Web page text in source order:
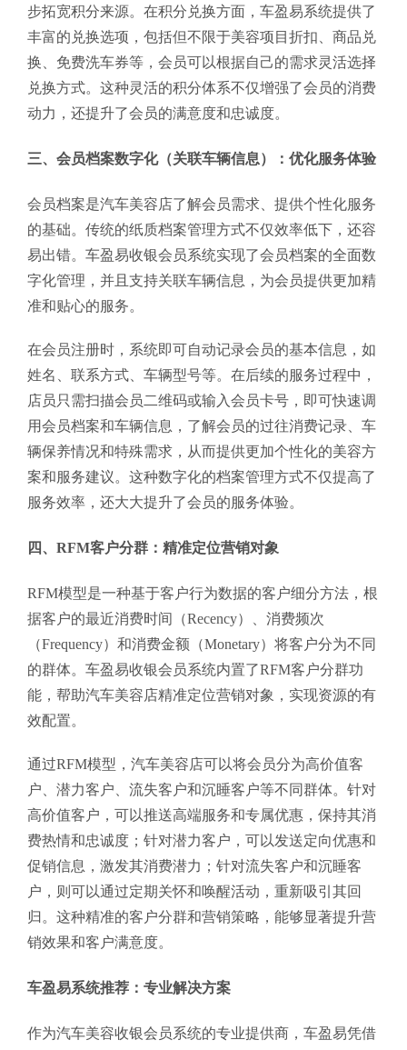
步拓宽积分来源。在积分兑换方面，车盈易系统提供了
丰富的兑换选项，包括但不限于美容项目折扣、商品兑
换、免费洗车券等，会员可以根据自己的需求灵活选择
兑换方式。这种灵活的积分体系不仅增强了会员的消费
动力，还提升了会员的满意度和忠诚度。
三、会员档案数字化（关联车辆信息）：优化服务体验
会员档案是汽车美容店了解会员需求、提供个性化服务
的基础。传统的纸质档案管理方式不仅效率低下，还容
易出错。车盈易收银会员系统实现了会员档案的全面数
字化管理，并且支持关联车辆信息，为会员提供更加精
准和贴心的服务。
在会员注册时，系统即可自动记录会员的基本信息，如
姓名、联系方式、车辆型号等。在后续的服务过程中，
店员只需扫描会员二维码或输入会员卡号，即可快速调
用会员档案和车辆信息，了解会员的过往消费记录、车
辆保养情况和特殊需求，从而提供更加个性化的美容方
案和服务建议。这种数字化的档案管理方式不仅提高了
服务效率，还大大提升了会员的服务体验。
四、RFM客户分群：精准定位营销对象
RFM模型是一种基于客户行为数据的客户细分方法，根
据客户的最近消费时间（Recency）、消费频次
（Frequency）和消费金额（Monetary）将客户分为不同
的群体。车盈易收银会员系统内置了RFM客户分群功
能，帮助汽车美容店精准定位营销对象，实现资源的有
效配置。
通过RFM模型，汽车美容店可以将会员分为高价值客
户、潜力客户、流失客户和沉睡客户等不同群体。针对
高价值客户，可以推送高端服务和专属优惠，保持其消
费热情和忠诚度；针对潜力客户，可以发送定向优惠和
促销信息，激发其消费潜力；针对流失客户和沉睡客
户，则可以通过定期关怀和唤醒活动，重新吸引其回
归。这种精准的客户分群和营销策略，能够显著提升营
销效果和客户满意度。
车盈易系统推荐：专业解决方案
作为汽车美容收银会员系统的专业提供商，车盈易凭借